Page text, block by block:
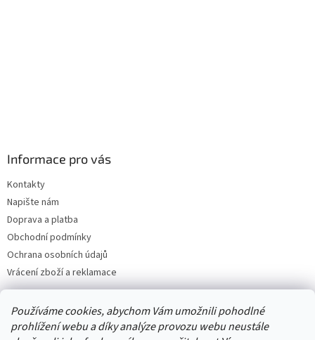
Používáme cookies, abychom Vám umožnili pohodlné
prohlížení webu a díky analýze provozu webu neustále
Informace pro vás
Kontakty
Napište nám
Doprava a platba
Obchodní podmínky
Ochrana osobních údajů
Vrácení zboží a reklamace